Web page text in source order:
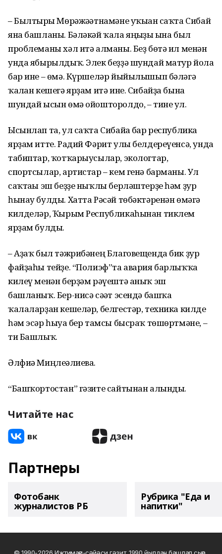
– Былтырғы Мөрәжәғәтнамәне уҡыған саҡта Сибай
яна башланы. Бәләкәй ҡала яңғыҙы ғына был
проблеманы хәл итә алманы. Беҙ бөтә ил менән
унда ябырылдыҡ. Элек беҙҙә шундай матур йола
бар ине – өмә. Күршеләр йыйылышып бәләгә
ҡалған кешегә ярҙам итә ине. Сибайҙа бына
шундай ысын өмә ойошторолдо, – тине ул.
Ысынлап та, ул саҡта Сибайға бар республика
ярҙам итте. Радий Фәрит улы белдереүенсә, унда
табиптар, ҡотҡарыусылар, экологтар,
спортсылар, артистар – кем генә барманы. Ул
саҡтағы эш беҙҙе ныҡлы берләштерҙе һәм ҙур
һынау булды. Хатта Рәсәй төбәктәренән өмәгә
килделәр, Ҡырым Республикаһынан тиклем
ярҙам булды.
– Аҙаҡ был тәжрибәнең Благовещенда бик ҙур
файҙаһы тейҙе. “Полиэф”та авария барлыҡҡа
килеү менән берҙәм рәүештә аныҡ эш
башланыҡ. Бер-нисә сәғәт эсендә башҡа
ҡалаларҙан кешеләр, белгестәр, техника килде
һәм эсәр һыуға бер тамсы бысраҡ төшөртмәне, –
ти Башлыҡ.
Әлфиә Миңлеғәлиева.
“Башҡортостан” гәзите сайтынан алынды.
Читайте нас
Партнеры
Фотобанк
журналистов РБ
Рубрика "Еда и
напитки"